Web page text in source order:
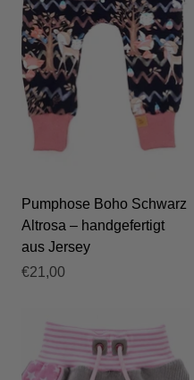
Pumphose Boho Schwarz
Altrosa – handgefertigt
aus Jersey
€21,00